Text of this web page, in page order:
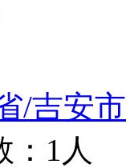
/吉安市
：1人